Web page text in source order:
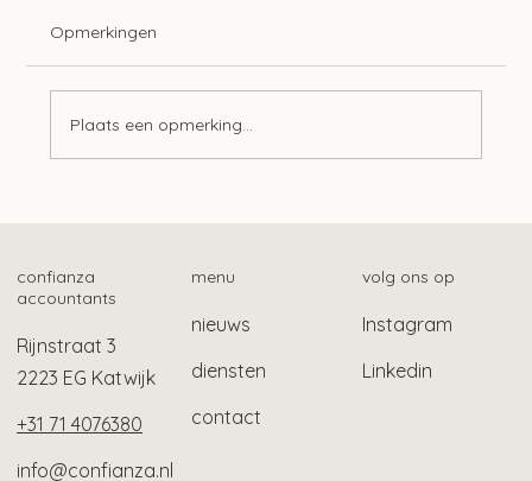
Opmerkingen
Plaats een opmerking...
confianza
accountants
Rijnstraat 3
2223 EG Katwijk
+31 71 4076380
info@confianza.nl
menu
nieuws
diensten
contact
volg ons op
Instagram
Linkedin